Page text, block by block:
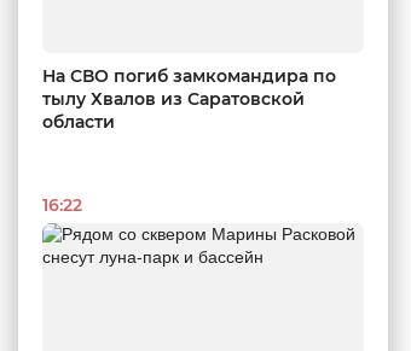
На СВО погиб замкомандира по
тылу Хвалов из Саратовской
области
16:22